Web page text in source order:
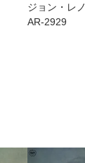
ジョン・レ
AR-2929